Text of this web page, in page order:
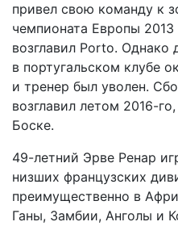
привел свою команду к
чемпионата Европы 2013
возглавил Porto. Однако
в португальском клубе
и тренер был уволен.
возглавил летом 2016-
Боске.
49-летний Эрве Ренар
низших французских
преимущественно в
Ганы, Замбии, Анголы и